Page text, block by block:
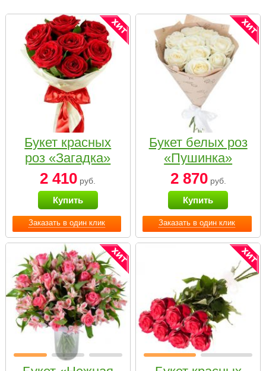
Заказать в один клик
Букет красных
роз «Загадка»
2 410 руб.
Купить
Заказать в один клик
Букет белых роз
«Пушинка»
2 870руб.
Купить